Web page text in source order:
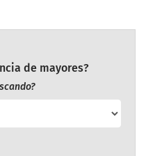
de mayores?